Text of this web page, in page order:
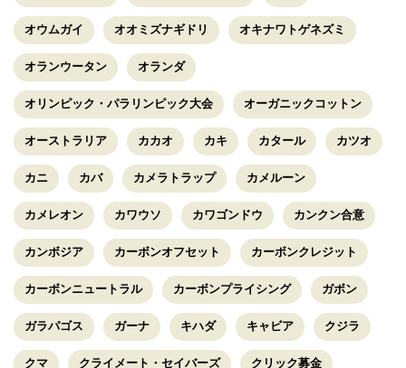
オウムガイ オオミズナギドリ オキナワトゲネズミ
オランウータン オランダ
オリンピック・パラリンピック大会 オーガニックコットン
オーストラリア カカオ カキ カタール カツオ
カニ カバ カメラトラップ カメルーン
カメレオン カワウソ カワゴンドウ カンクン合意
カンボジア カーボンオフセット カーボンクレジット
カーボンニュートラル カーボンプライシング ガボン
ガラパゴス ガーナ キハダ キャビア クジラ
クマ クライメート・セイバーズ クリック募金